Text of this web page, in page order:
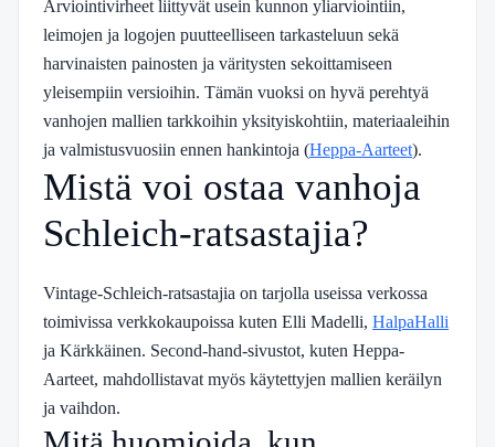
Arviointivirheet liittyvät usein kunnon yliarviointiin,
leimojen ja logojen puutteelliseen tarkasteluun sekä
harvinaisten painosten ja väritysten sekoittamiseen
yleisempiin versioihin. Tämän vuoksi on hyvä perehtyä
vanhojen mallien tarkkoihin yksityiskohtiin, materiaaleihin
ja valmistusvuosiin ennen hankintoja (Heppa-Aarteet).
Mistä voi ostaa vanhoja
Schleich-ratsastajia?
Vintage-Schleich-ratsastajia on tarjolla useissa verkossa
toimivissa verkkokaupoissa kuten Elli Madelli, HalpaHalli
ja Kärkkäinen. Second-hand-sivustot, kuten Heppa-
Aarteet, mahdollistavat myös käytettyjen mallien keräilyn
ja vaihdon.